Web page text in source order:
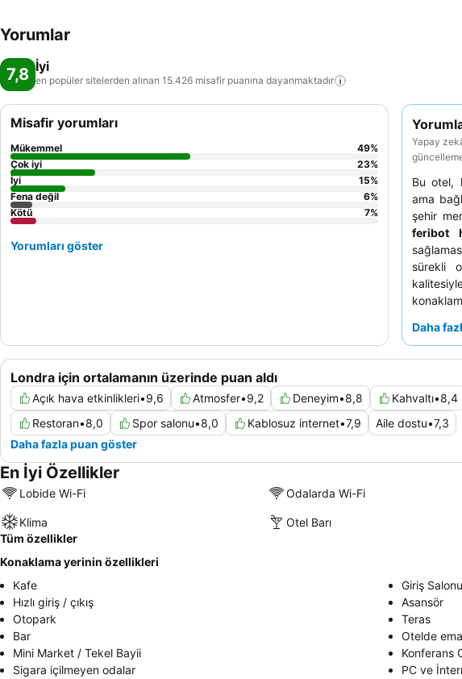
Yorumlar
7,8 İyi
en popüler sitelerden alınan 15.426 misafir puanına dayanmaktadır
Yapay
Bu otel,
ama
şehir
feribot
sürekli
Daha
Londra için ortalamanın üzerinde puan aldı
Açık hava etkinlikleri•9,6 Atmosfer•9,2 Deneyim•8,8 Kahvaltı•8,4
Restoran•8,0 Spor salonu•8,0 Kablosuz internet•7,9 Aile dostu•7,3
Daha fazla puan göster
Misafir yorumları
Mükemmel 49%
Çok iyi
23%
İyi
15%
Fena değil
6%
Kötü
7%
Yorumları göster
En İyi Özellikler
Lobide Wi-Fi Odalarda Wi-Fi
Klima
Otel Barı
Tüm özellikler
Konaklama yerinin özellikleri
Kafe
Giriş
Hızlı giriş / çıkış
Asansör
Otopark
Teras
Bar
Otelde
Mini Market / Tekel Bayii
Konferans
Sigara içilmeyen odalar
PC ve